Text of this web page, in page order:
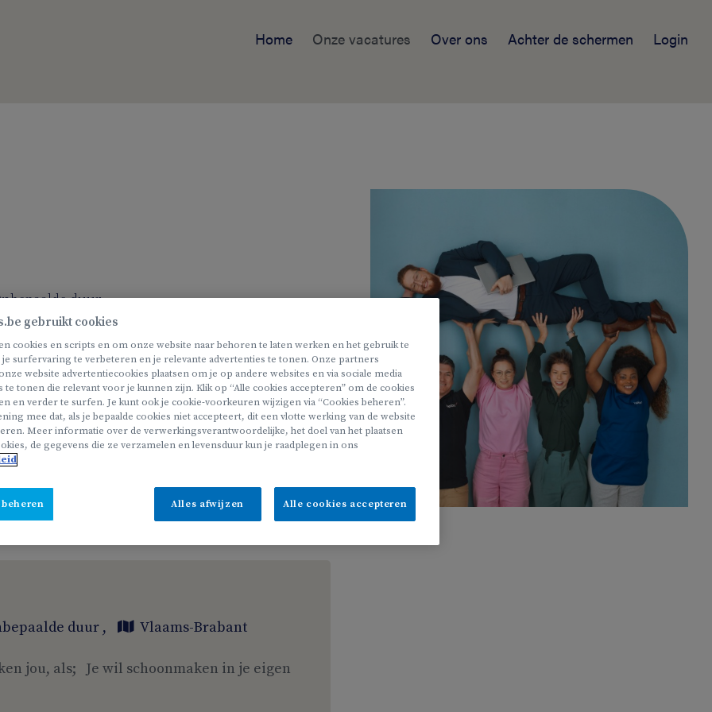
Home Onze vacatures Over ons Achter de schermen Login
duur
duur, Vlaams-Brabant
jou, als; Je wil schoonmaken in je eigen
duur , Vlaams-Brabant
jou, als; Je wil schoonmaken in je eigen
gebruikt cookies
cookies en scripts en om onze website naar behoren te laten werken en het gebruik te
je surfervaring te verbeteren en je relevante advertenties te tonen. Onze partners
website advertentiecookies plaatsen om je op andere websites en via sociale media
te tonen die relevant voor je kunnen zijn. Klik op “Alle cookies accepteren” om de cookies
en verder te surfen. Je kunt ook je cookie-voorkeuren wijzigen via “Cookies beheren”.
mee dat, als je bepaalde cookies niet accepteert, dit een vlotte werking van de website
Meer informatie over de verwerkingsverantwoordelijke, het doel van het plaatsen
de gegevens die ze verzamelen en levensduur kun je raadplegen in ons
Alles afwijzen Alle cookies accepteren